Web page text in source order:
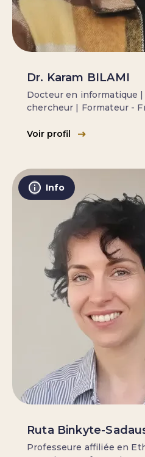
Dr. Karam BILAMI
Docteur en informatique
chercheur | Formateur -
Voir profil
Info
Ruta Binkyte-
Professeure affiliée en